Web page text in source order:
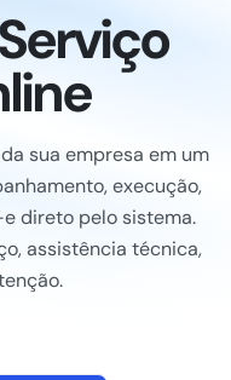
sua empresa em um
execução,
direto pelo sistema.
assistência técnica,